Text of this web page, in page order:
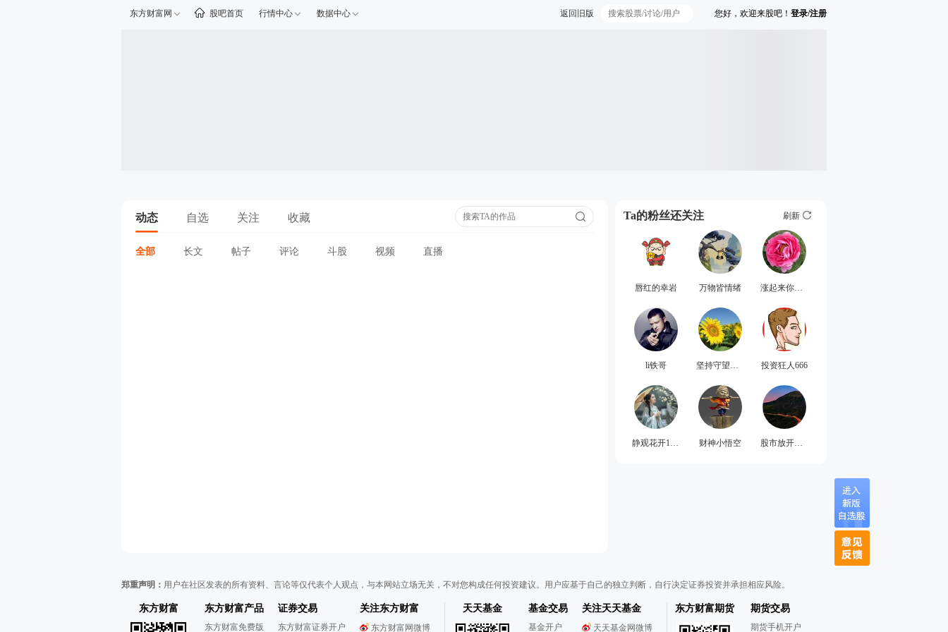
东方财富网 股吧首页 行情中心 数据中心 您好，欢迎来股吧！ 登录/注册
返回旧版
动态 自选 关注 收藏
全部 长文 帖子 评论 斗股 视频 直播
Ta的粉丝还关注 刷新
唇红的幸岩 万物皆情绪 涨起来你要舍得卖
li铁哥 坚持守望幸福 投资狂人666
静观花开1988 财神小悟空 股市放开心态生活
郑重声明： 用户在社区发表的所有资料、言论等仅代表个人观点，与本网站立场无关，不对您构成任何投资建议。用户应基于自己的独立判断，自行决定证券投资并承担相应风险。
东方财富 东方财富产品
东方财富免费版
证券交易
东方财富证券开户
关注东方财富
东方财富网微博
天天基金 基金交易
基金开户
关注天天基金
天天基金网微博
东方财富期货 期货交易
期货手机开户